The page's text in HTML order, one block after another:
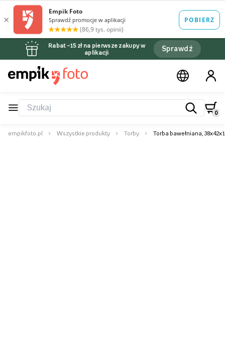
Rabat –15 zł na pierwsze zakupy w
aplikacji
Sprawdź
0
empikfoto.pl Wszystkie produkty Torby Torba bawełniana,